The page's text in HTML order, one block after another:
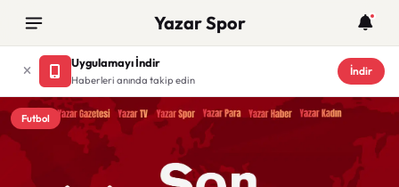
Yazar Spor
Uygulamayı İndir
Haberleri anında takip edin
İndir
Futbol